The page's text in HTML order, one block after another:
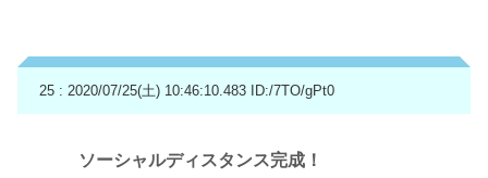
25 : 2020/07/25(土) 10:46:10.483 ID:/7TO/gPt0
ソーシャルディスタンス完成！